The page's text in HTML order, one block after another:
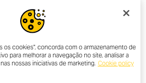
DUCATI
10 YEARS WITH A
os cookies", concorda com o armazenamento de
para melhorar a navegação no site, analisar a
nossas iniciativas de marketing. Cookie policy